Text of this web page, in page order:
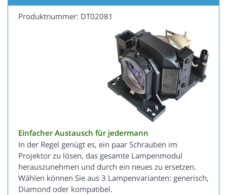
Produktnummer: DT02081
Einfacher Austausch für jedermann
In der Regel genügt es, ein paar Schrauben im
Projektor zu lösen, das gesamte Lampenmodul
herauszunehmen und durch ein neues zu ersetzen.
Wählen können Sie aus 3 Lampenvarianten: generisch,
Diamond oder kompatibel.